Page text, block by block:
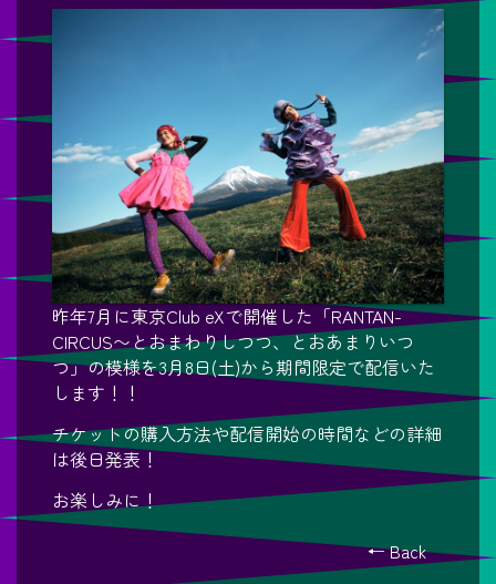
昨年7月に東京Club eXで開催した「RANTAN-
CIRCUS〜とおまわりしつつ、とおあまりいつ
つ」の模様を3月8日(土)から期間限定で配信いた
します！！
チケットの購入方法や配信開始の時間などの詳細
は後日発表！
お楽しみに！
← Back